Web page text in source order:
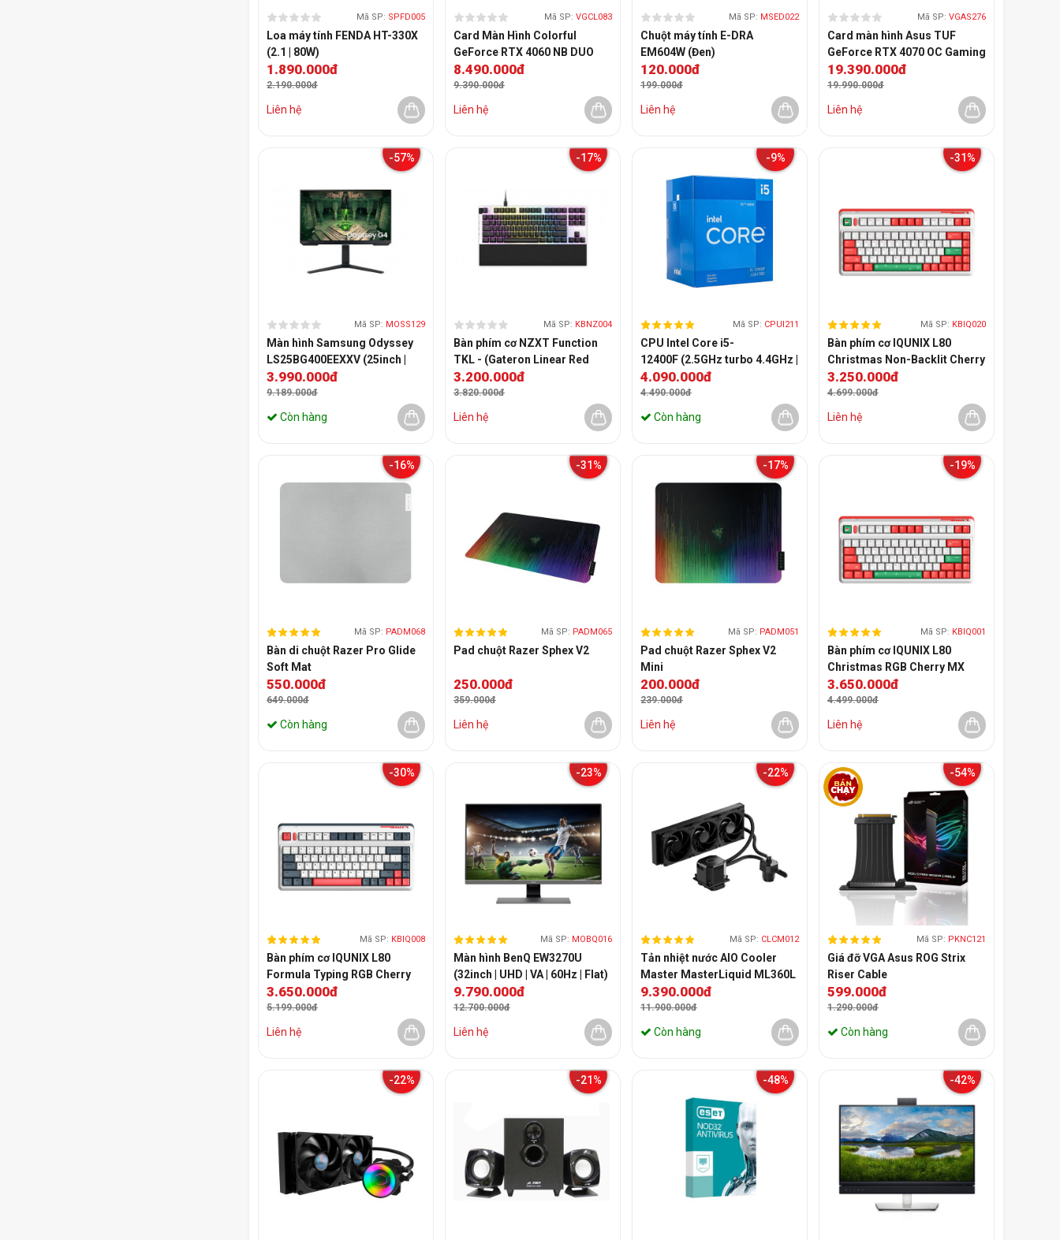
Mã SP: SPFD005
Loa máy tính FENDA HT-330X
(2.1 | 80W)
1.890.000đ
2.190.000đ
Liên hệ
Mã SP: VGCL083
Card Màn Hình Colorful
GeForce RTX 4060 NB DUO
8GB
8.490.000đ
9.390.000đ
Liên hệ
Mã SP: MSED022
Chuột máy tính E-DRA
EM604W (Đen)
120.000đ
199.000đ
Liên hệ
Mã SP: VGAS276
Card màn hình Asus TUF
GeForce RTX 4070 OC Gaming
(TUF-RTX4070-O12G-
GAMING)
19.390.000đ
19.990.000đ
Liên hệ
-57%
Mã SP: MOSS129
Màn hình Samsung Odyssey
LS25BG400EEXXV (25inch |
FHD | IPS | 240Hz | FreeSync)
3.990.000đ
9.189.000đ
Còn hàng
-17%
Mã SP: KBNZ004
Bàn phím cơ NZXT Function
TKL - (Gateron Linear Red
Switch | ABS | LED RGB |
Tenkeyless)
3.200.000đ
3.820.000đ
Liên hệ
-9%
Mã SP: CPUI211
CPU Intel Core i5-
12400F (2.5GHz turbo 4.4GHz |
6 nhân 12 luồng | 18MB Cache |
LGA1700) (Tray chính hãng)
4.090.000đ
4.490.000đ
Còn hàng
-31%
Mã SP: KBIQ020
Bàn phím cơ IQUNIX L80
Christmas Non-Backlit Cherry
MX Brown Switch
3.250.000đ
4.699.000đ
Liên hệ
-16%
Mã SP: PADM068
Bàn di chuột Razer Pro Glide
Soft Mat
550.000đ
649.000đ
Còn hàng
-31%
Mã SP: PADM065
Pad chuột Razer Sphex V2
250.000đ
359.000đ
Liên hệ
-17%
Mã SP: PADM051
Pad chuột Razer Sphex V2
Mini
200.000đ
239.000đ
Liên hệ
-19%
Mã SP: KBIQ001
Bàn phím cơ IQUNIX L80
Christmas RGB Cherry MX
Brown Switch
3.650.000đ
4.499.000đ
Liên hệ
-30%
Mã SP: KBIQ008
Bàn phím cơ IQUNIX L80
Formula Typing RGB Cherry
MX Red Switch
3.650.000đ
5.199.000đ
Liên hệ
-23%
Mã SP: MOBQ016
Màn hình BenQ EW3270U
(32inch | UHD | VA | 60Hz | Flat)
9.790.000đ
12.700.000đ
Liên hệ
-22%
Mã SP: CLCM012
Tản nhiệt nước AIO Cooler
Master MasterLiquid ML360L
SUB-ZERO
9.390.000đ
11.900.000đ
Còn hàng
-54%
Mã SP: PKNC121
Giá đỡ VGA Asus ROG Strix
Riser Cable
599.000đ
1.290.000đ
Còn hàng
-22% -21% -48% -42%